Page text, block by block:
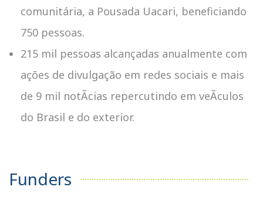
comunitária, a Pousada Uacari, beneficiando
750 pessoas.
215 mil pessoas alcançadas anualmente com
ações de divulgação em redes sociais e mais
de 9 mil notÃ­cias repercutindo em veÃ­culos
do Brasil e do exterior.
Funders